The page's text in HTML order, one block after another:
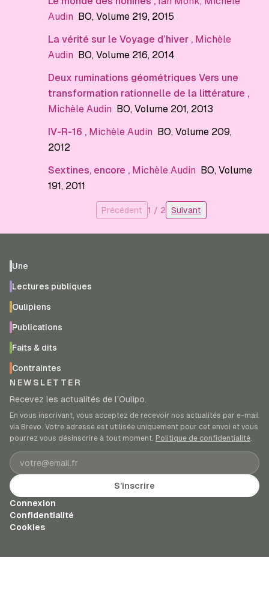
Audin
BO, Volume 219, 2015
La vérité sur le Voyage d’hiver , Michèle
Audin
BO, Volume 216, 2014
Deux ruminations géométriques Vers une
transformation rationnelle de la littérature ,
Michèle Audin
BO, Volume 201, 2013
IV-R-16 , Michèle Audin BO, Volume 209,
2012
Sextines, encore , Michèle Audin BO, Volume
191, 2011
Précédent 1 / 2 Suivant
Une
Lectures publiques
Oulipiens
Publications
Faits & dits
Contraintes
NEWSLETTER
Recevez les actualités de l’Oulipo.
En vous inscrivant, vous acceptez de recevoir nos actualités par e-mail
via Brevo. Votre adresse est utilisée uniquement pour cet envoi et vous
pourrez vous désinscrire à tout moment. Politique de confidentialité.
Adresse e-mail
S’inscrire
Connexion
Confidentialité
Cookies